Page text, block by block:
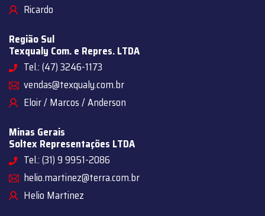
Ricardo
Região Sul
Texqualy Com. e Repres. LTDA
Tel.: (47) 3246-1173
vendas@texqualy.com.br
Eloir / Marcos / Anderson
Minas Gerais
Soltex Representações LTDA
Tel.: (31) 9 9951-2086
helio.martinez@terra.com.br
Helio Martinez